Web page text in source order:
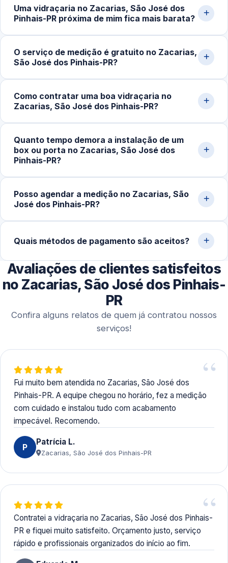
escritórios, restaurantes e obras em geral em São José
dos Pinhais‑PR. Fazemos medição, projeto, fabricação e
instalação completa.
Uma vidraçaria no Zacarias, São José dos
Pinhais-PR próxima de mim fica mais barata?
por uma vidraçaria próxima da sua localização, os custos
de deslocamento e transporte de vidro tendem a ser
menores.
O serviço de medição é gratuito no Zacarias,
São José dos Pinhais-PR?
orçamento sem compromisso, em residências,
comércios e obras na cidade de São José dos
Pinhais‑PR e região.
Como contratar uma boa vidraçaria no
Zacarias, São José dos Pinhais-PR?
avaliações de clientes, pedir orçamento detalhado e
confirmar a garantia do serviço. Experiência com vidro
Quanto tempo demora a instalação de um
box ou porta no Zacarias, São José dos
Pinhais-PR?
temperado (geralmente 5 a 10 dias úteis), a instalação no
local costuma ser concluída em 2 a 4 horas.
Posso agendar a medição no Zacarias, São
José dos Pinhais-PR?
disponibilidade do cliente, incluindo finais de semana,
serviço.
Quais métodos de pagamento são aceitos?
Disponibilizamos diversas formas de pagamento,
incluindo Pix, dinheiro, cartões de crédito e débito e
transferência bancária.
Avaliações de clientes satisfeitos
no Zacarias, São José dos Pinhais-
PR
Confira alguns relatos de quem já contratou nossos
serviços!
Fui muito bem atendida no Zacarias, São José dos
Pinhais-PR. A equipe chegou no horário, fez a medição
com cuidado e instalou tudo com acabamento
impecável. Recomendo.
P Patrícia L.
Zacarias, São José dos Pinhais-PR
Contratei a vidraçaria no Zacarias, São José dos Pinhais-
PR e fiquei muito satisfeito. Orçamento justo, serviço
rápido e profissionais organizados do início ao fim.